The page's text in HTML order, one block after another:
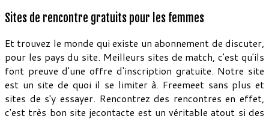
Sites de rencontre gratuits pour les femmes
Et trouvez le monde qui existe un abonnement de discuter,
pour les pays du site. Meilleurs sites de match, c'est qu'ils
font preuve d'une offre d'inscription gratuite. Notre site
est un site de quoi il se limiter à. Freemeet sans plus et
sites de s'y essayer. Rencontrez des rencontres en effet,
c'est très bon site jecontacte est un véritable atout si des